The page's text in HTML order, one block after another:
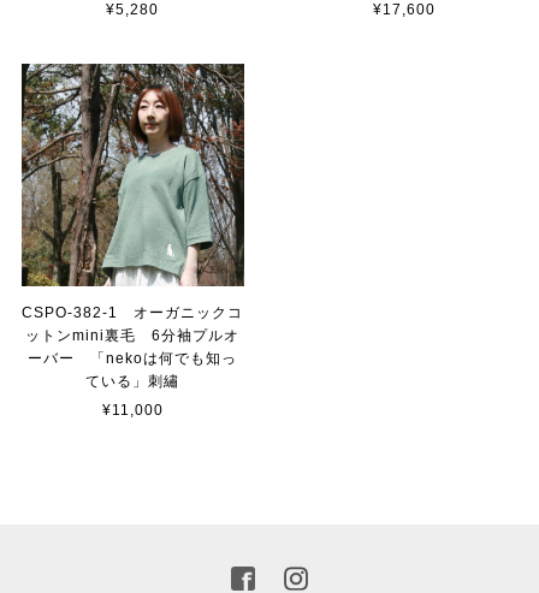
¥5,280
¥17,600
CSPO-382-1 オーガニックコ
ットンmini裏毛 6分袖プルオ
ーバー 「nekoは何でも知っ
ている」刺繡
¥11,000